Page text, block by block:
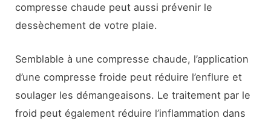
compresse chaude peut aussi prévenir le
dessèchement de votre plaie.
Semblable à une compresse chaude, l’application
d’une compresse froide peut réduire l’enflure et
soulager les démangeaisons. Le traitement par le
froid peut également réduire l’inflammation dans